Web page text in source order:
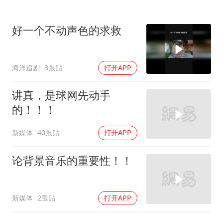
酒店回应车内过夜被收150元
几元成本的AI广告导致千万市值蒸发
梁家辉：到内地拍戏不是北上是回归
好一个不动声色的求救
海洋追剧 3跟贴 打开APP
讲真，是球网先动手
的！！！
新媒体 40跟贴 打开APP
论背景音乐的重要性！！
新媒体 2跟贴 打开APP